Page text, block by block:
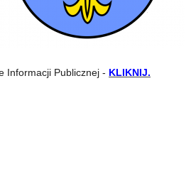
Informacji Publicznej - KLIKNIJ.